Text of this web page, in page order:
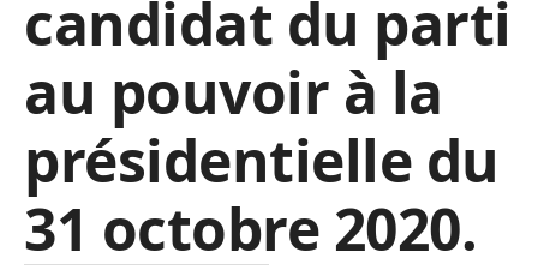
candidat du parti
au pouvoir à la
présidentielle du
31 octobre 2020.